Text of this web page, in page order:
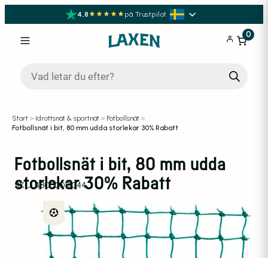
4,8 på Trustpilot
0
Start > Idrottsnät & sportnät > Fotbollsnät >
Fotbollsnät i bit, 80 mm udda storlekar 30% Rabatt
Fotbollsnät i bit, 80 mm udda
storlekar 30% Rabatt
SKU:48000017044